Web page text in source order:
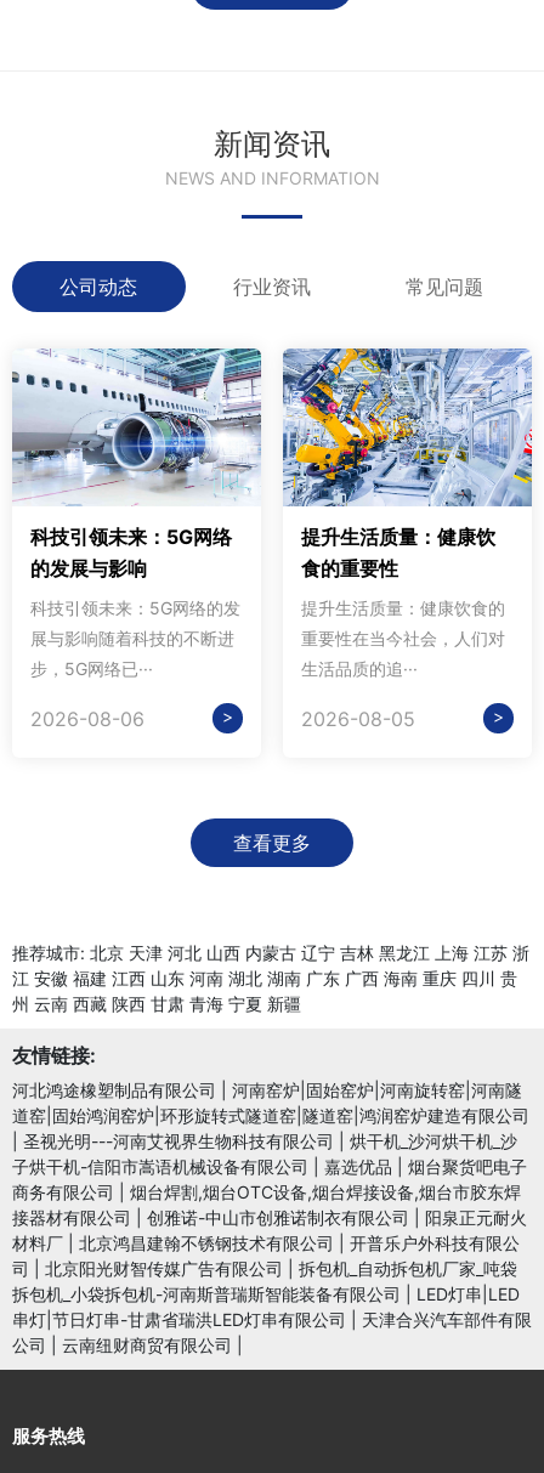
新闻资讯
NEWS AND INFORMATION
公司动态 行业资讯 常见问题
科技引领未来：5G网络
的发展与影响
科技引领未来：5G网络的发
展与影响随着科技的不断进
步，5G网络已···
2026-08-06 >
提升生活质量：健康饮
食的重要性
提升生活质量：健康饮食的
重要性在当今社会，人们对
生活品质的追···
2026-08-05 >
查看更多
推荐城市: 北京 天津 河北 山西 内蒙古 辽宁 吉林 黑龙江 上海 江苏 浙
江 安徽 福建 江西 山东 河南 湖北 湖南 广东 广西 海南 重庆 四川 贵
州 云南 西藏 陕西 甘肃 青海 宁夏 新疆
友情链接:
河北鸿途橡塑制品有限公司
河南窑炉|固始窑炉|河南旋转窑|河南隧
道窑|固始鸿润窑炉|环形旋转式隧道窑|隧道窑|鸿润窑炉建造有限公司
圣视光明---河南艾视界生物科技有限公司
烘干机_沙河烘干机_沙
子烘干机-信阳市嵩语机械设备有限公司
嘉选优品
烟台聚货吧电子
商务有限公司
烟台焊割,烟台OTC设备,烟台焊接设备,烟台市胶东焊
接器材有限公司
创雅诺-中山市创雅诺制衣有限公司
阳泉正元耐火
材料厂
北京鸿昌建翰不锈钢技术有限公司
开普乐户外科技有限公
司
北京阳光财智传媒广告有限公司
拆包机_自动拆包机厂家_吨袋
拆包机_小袋拆包机-河南斯普瑞斯智能装备有限公司
LED灯串|LED
串灯|节日灯串-甘肃省瑞洪LED灯串有限公司
天津合兴汽车部件有限
公司
云南纽财商贸有限公司
服务热线